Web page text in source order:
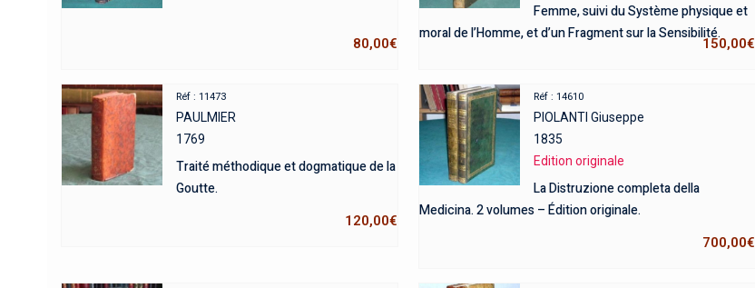
80,00€
Femme, suivi du Système physique et
moral de l’Homme, et d’un Fragment sur la Sensibilité.
150,00€
Réf : 11473
PAULMIER
1769
Traité méthodique et dogmatique de la
Goutte.
120,00€
Réf : 14610
PIOLANTI Giuseppe
1835
Edition originale
La Distruzione completa della
Medicina. 2 volumes – Édition originale.
700,00€